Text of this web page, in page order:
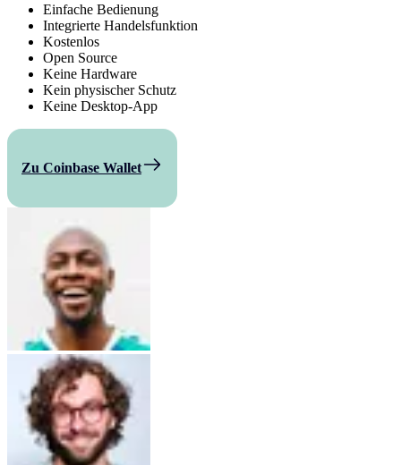
Einfache Bedienung
Integrierte Handelsfunktion
Kostenlos
Open Source
Keine Hardware
Kein physischer Schutz
Keine Desktop-App
Zu Coinbase Wallet